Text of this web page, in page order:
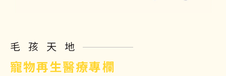
毛孩天地
寵物再生醫療專欄